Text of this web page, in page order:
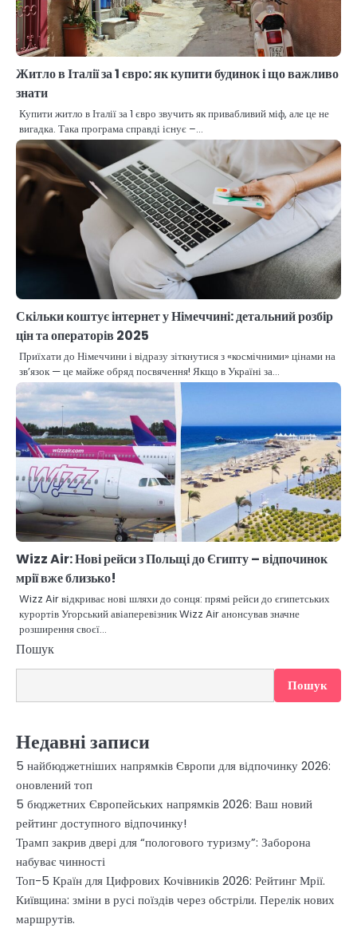
Житло в Італії за 1 євро: як купити будинок і що важливо
знати
Купити житло в Італії за 1 євро звучить як привабливий міф, але це не
вигадка. Така програма справді існує –…
Скільки коштує інтернет у Німеччині: детальний розбір
цін та операторів 2025
Приїхати до Німеччини і відразу зіткнутися з «космічними» цінами на
зв’язок — це майже обряд посвячення! Якщо в Україні за…
Wizz Air: Нові рейси з Польщі до Єгипту – відпочинок
мрії вже близько!
Wizz Air відкриває нові шляхи до сонця: прямі рейси до єгипетських
курортів Угорський авіаперевізник Wizz Air анонсував значне
розширення своєї…
Пошук
Пошук
Недавні записи
5 найбюджетніших напрямків Європи для відпочинку 2026:
оновлений топ
5 бюджетних Європейських напрямків 2026: Ваш новий
рейтинг доступного відпочинку!
Трамп закрив двері для “пологового туризму”: Заборона
набуває чинності
Топ-5 Країн для Цифрових Кочівників 2026: Рейтинг Мрії.
Київщина: зміни в русі поїздів через обстріли. Перелік нових
маршрутів.